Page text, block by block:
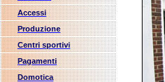
Accessi
Produzione
Centri sportivi
Pagamenti
Domotica